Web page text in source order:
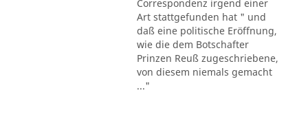
Correspondenz irgend einer
Art stattgefunden hat " und
daß eine politische Eröffnung,
wie die dem Botschafter
Prinzen Reuß zugeschriebene,
von diesem niemals gemacht
..."